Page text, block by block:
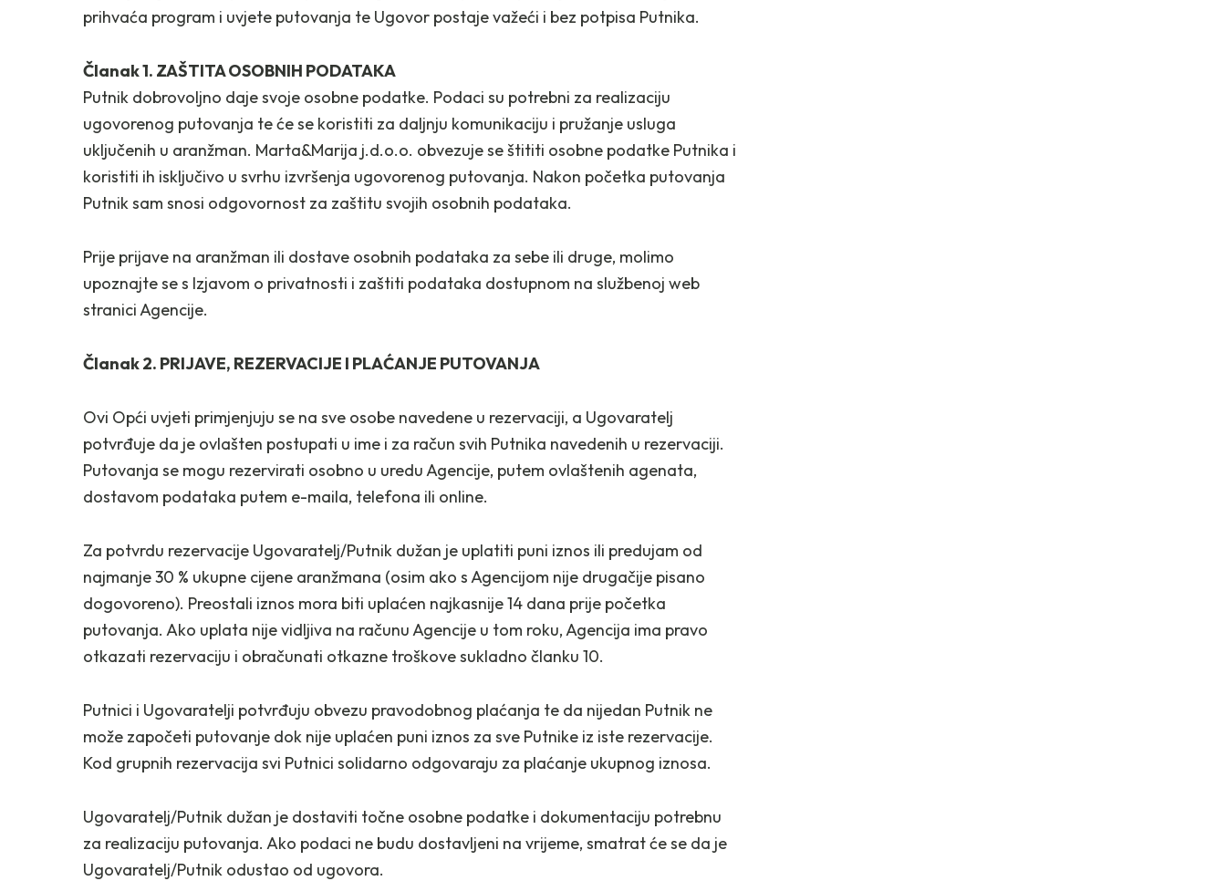
prihvaća program i uvjete putovanja te Ugovor postaje važeći i bez potpisa Putnika.
Članak 1. ZAŠTITA OSOBNIH PODATAKA
Putnik dobrovoljno daje svoje osobne podatke. Podaci su potrebni za realizaciju
ugovorenog putovanja te će se koristiti za daljnju komunikaciju i pružanje usluga
uključenih u aranžman. Marta&Marija j.d.o.o. obvezuje se štititi osobne podatke Putnika i
koristiti ih isključivo u svrhu izvršenja ugovorenog putovanja. Nakon početka putovanja
Putnik sam snosi odgovornost za zaštitu svojih osobnih podataka.
Prije prijave na aranžman ili dostave osobnih podataka za sebe ili druge, molimo
upoznajte se s Izjavom o privatnosti i zaštiti podataka dostupnom na službenoj web
stranici Agencije.
Članak 2. PRIJAVE, REZERVACIJE I PLAĆANJE PUTOVANJA
Ovi Opći uvjeti primjenjuju se na sve osobe navedene u rezervaciji, a Ugovaratelj
potvrđuje da je ovlašten postupati u ime i za račun svih Putnika navedenih u rezervaciji.
Putovanja se mogu rezervirati osobno u uredu Agencije, putem ovlaštenih agenata,
dostavom podataka putem e-maila, telefona ili online.
Za potvrdu rezervacije Ugovaratelj/Putnik dužan je uplatiti puni iznos ili predujam od
najmanje 30 % ukupne cijene aranžmana (osim ako s Agencijom nije drugačije pisano
dogovoreno). Preostali iznos mora biti uplaćen najkasnije 14 dana prije početka
putovanja. Ako uplata nije vidljiva na računu Agencije u tom roku, Agencija ima pravo
otkazati rezervaciju i obračunati otkazne troškove sukladno članku 10.
Putnici i Ugovaratelji potvrđuju obvezu pravodobnog plaćanja te da nijedan Putnik ne
može započeti putovanje dok nije uplaćen puni iznos za sve Putnike iz iste rezervacije.
Kod grupnih rezervacija svi Putnici solidarno odgovaraju za plaćanje ukupnog iznosa.
Ugovaratelj/Putnik dužan je dostaviti točne osobne podatke i dokumentaciju potrebnu
za realizaciju putovanja. Ako podaci ne budu dostavljeni na vrijeme, smatrat će se da je
Ugovaratelj/Putnik odustao od ugovora.